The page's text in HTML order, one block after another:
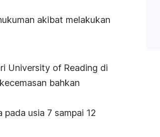
akibat melakukan
University of Reading di
bahkan
usia 7 sampai 12